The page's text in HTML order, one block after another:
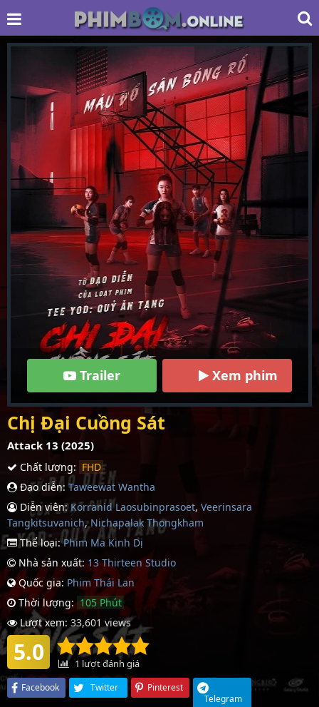
Trailer Xem phim
Chị Đại Cuồng Sát
Attack 13 (2025)
Chất lượng: FHD
Đạo diễn: Taweewat Wantha
Diễn viên: Korranid Laosubinprasoet, Veerinsara
Tangkitsuvanich,Nichapalak Thongkham
Thể loại: Phim Ma Kinh Dị
Nhà sản xuất: 13 Thirteen Studio
Quốc gia: Phim Thái Lan
Thời lượng: 105 Phút
Lượt xem: 33,601 views
5.0 1 lượt đánh giá
Facebook Twitter
Pinterest
Telegram